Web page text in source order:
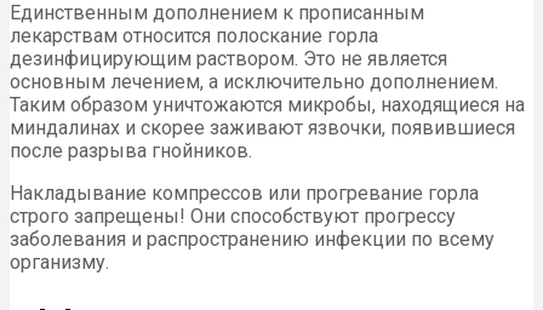
Единственным дополнением к прописанным
лекарствам относится полоскание горла
дезинфицирующим раствором. Это не является
основным лечением, а исключительно дополнением.
Таким образом уничтожаются микробы, находящиеся на
миндалинах и скорее заживают язвочки, появившиеся
после разрыва гнойников.
Накладывание компрессов или прогревание горла
строго запрещены! Они способствуют прогрессу
заболевания и распространению инфекции по всему
организму.